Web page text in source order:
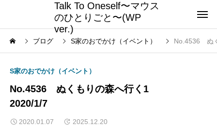
Talk To Oneself〜マウス
のひとりごと〜(WP
ver.)
ブログ S家のおでかけ（イベント） No.4536
S家のおでかけ（イベント）
No.4536 ぬくもりの森へ行く1
2020/1/7
2020.01.07 2025.12.20